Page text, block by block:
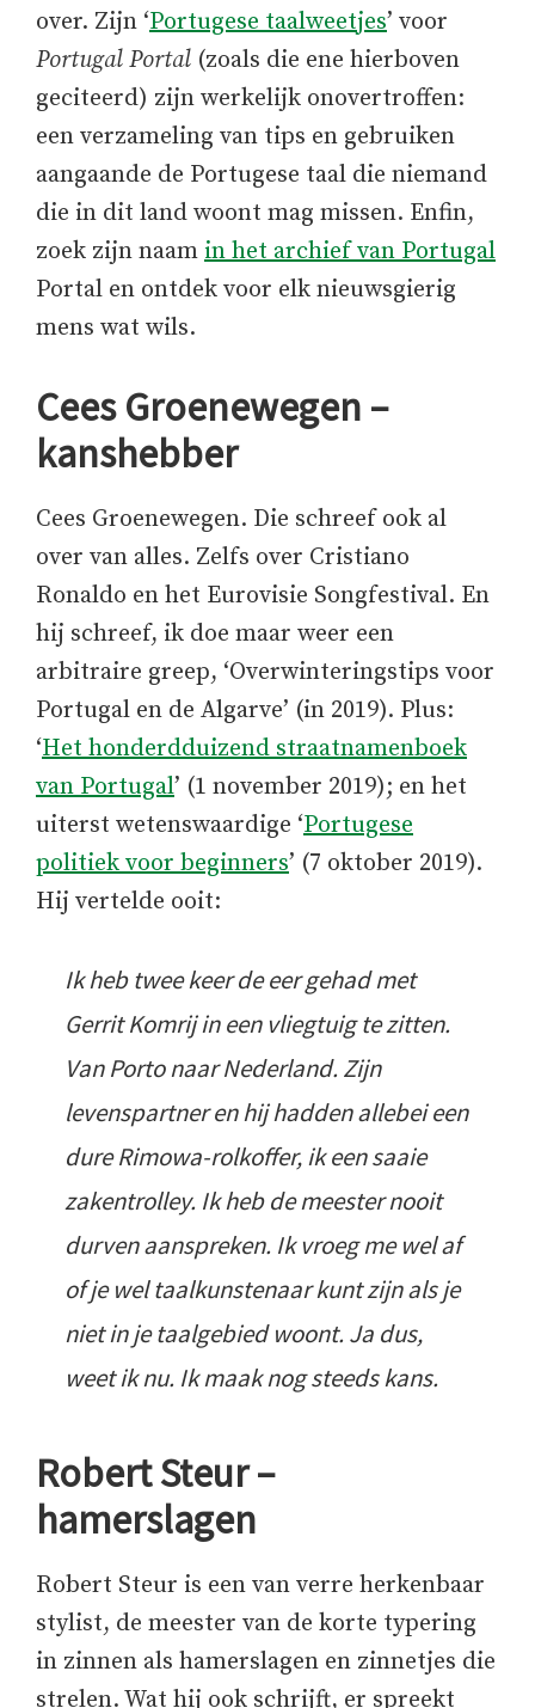
over. Zijn ‘Portugese taalweetjes’ voor
Portugal Portal (zoals die ene hierboven
geciteerd) zijn werkelijk onovertroffen:
een verzameling van tips en gebruiken
aangaande de Portugese taal die niemand
die in dit land woont mag missen. Enfin,
zoek zijn naam in het archief van Portugal
Portal en ontdek voor elk nieuwsgierig
mens wat wils.
Cees Groenewegen –
kanshebber
Cees Groenewegen. Die schreef ook al
over van alles. Zelfs over Cristiano
Ronaldo en het Eurovisie Songfestival. En
hij schreef, ik doe maar weer een
arbitraire greep, ‘Overwinteringstips voor
Portugal en de Algarve’ (in 2019). Plus:
‘Het honderdduizend straatnamenboek
van Portugal’ (1 november 2019); en het
uiterst wetenswaardige ‘Portugese
politiek voor beginners’ (7 oktober 2019).
Hij vertelde ooit:
Ik heb twee keer de eer gehad met
Gerrit Komrij in een vliegtuig te zitten.
Van Porto naar Nederland. Zijn
levenspartner en hij hadden allebei een
dure Rimowa-rolkoffer, ik een saaie
zakentrolley. Ik heb de meester nooit
durven aanspreken. Ik vroeg me wel af
of je wel taalkunstenaar kunt zijn als je
niet in je taalgebied woont. Ja dus,
weet ik nu. Ik maak nog steeds kans.
Robert Steur –
hamerslagen
Robert Steur is een van verre herkenbaar
stylist, de meester van de korte typering
in zinnen als hamerslagen en zinnetjes die
strelen. Wat hij ook schrijft, er spreekt